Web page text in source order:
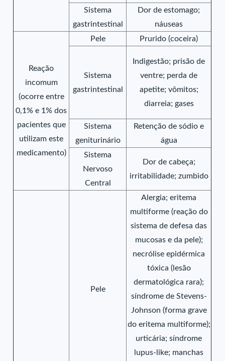
Sistema
gastrintestinal
Dor de estomago;
náuseas
Reação
incomum
(ocorre entre
0,1% e 1% dos
pacientes que
utilizam este
medicamento)
Pele Prurido (coceira)
Sistema
gastrintestinal
Indigestão; prisão de
ventre; perda de
apetite; vômitos;
diarreia; gases
Sistema
geniturinário
Retenção de sódio e
água
Sistema
Nervoso
Central
Dor de cabeça;
irritabilidade; zumbido
Pele
Alergia; eritema
multiforme (reação do
sistema de defesa das
mucosas e da pele);
necrólise epidérmica
tóxica (lesão
dermatológica rara);
síndrome de Stevens-
Johnson (forma grave
do eritema multiforme);
urticária; síndrome
lupus-like; manchas